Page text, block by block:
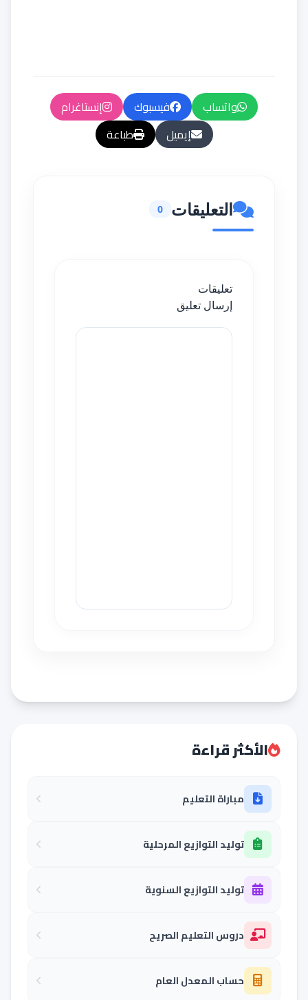
واتساب فيسبوك
إنستاغرام
إيميل
طباعة
التعليقات 0
تعليقات
إرسال تعليق
الأكثر قراءة
مباراة التعليم
توليد التوازيع المرحلية
توليد التوازيع السنوية
دروس التعليم الصريح
حساب المعدل العام